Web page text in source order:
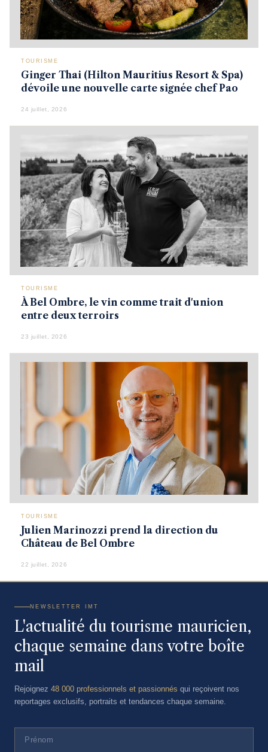
TOURISME
Ginger Thai (Hilton Mauritius Resort & Spa)
dévoile une nouvelle carte signée chef Pao
24 juillet, 2026
TOURISME
À Bel Ombre, le vin comme trait d'union
entre deux terroirs
23 juillet, 2026
TOURISME
Julien Marinozzi prend la direction du
Château de Bel Ombre
22 juillet, 2026
NEWSLETTER IMT
L'actualité du tourisme mauricien,
chaque semaine dans votre boîte
mail
Rejoignez 48 000 professionnels et passionnés qui reçoivent nos
reportages exclusifs, portraits et tendances chaque semaine.